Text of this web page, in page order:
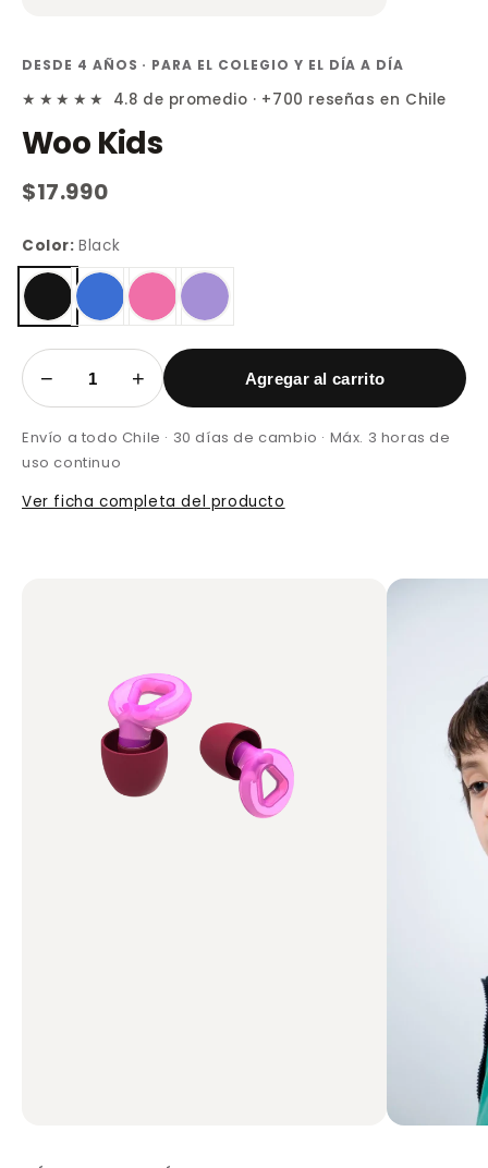
DESDE 4 AÑOS · PARA EL COLEGIO Y EL DÍA A DÍA
★★★★★ 4.8 de promedio · +700 reseñas en Chile
Woo Kids
$17.990
Color:Black
− + Agregar al carrito
Envío a todo Chile · 30 días de cambio · Máx. 3 horas de
uso continuo
Ver ficha completa del producto